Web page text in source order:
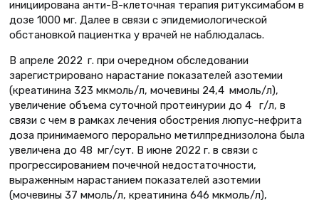
инициирована анти-В-клеточная терапия ритуксимабом в
дозе 1000 мг. Далее в связи с эпидемиологической
обстановкой пациентка у врачей не наблюдалась.
В апреле 2022 г. при очередном обследовании
зарегистрировано нарастание показателей азотемии
(креатинина 323 мкмоль/л, мочевины 24,4 ммоль/л),
увеличение объема суточной протеинурии до 4 г/л, в
связи с чем в рамках лечения обострения люпус-нефрита
доза принимаемого перорально метилпреднизолона была
увеличена до 48 мг/сут. В июне 2022 г. в связи с
прогрессированием почечной недостаточности,
выраженным нарастанием показателей азотемии
(мочевины 37 ммоль/л, креатинина 646 мкмоль/л),